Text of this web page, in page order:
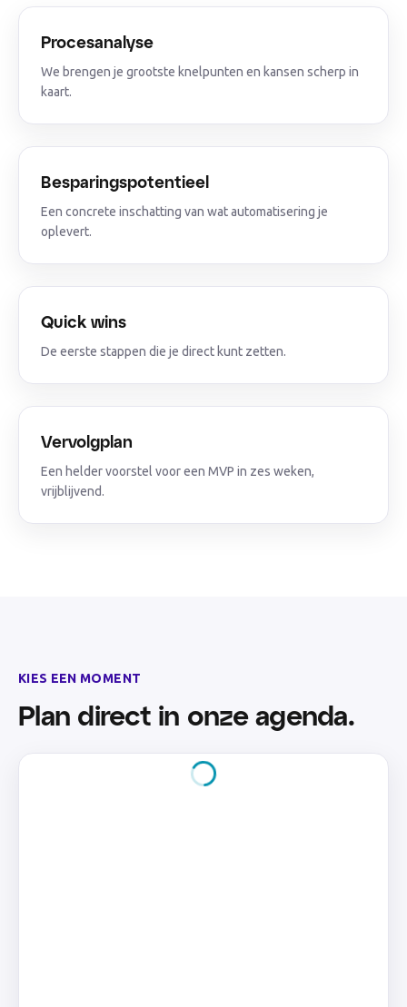
Procesanalyse
We brengen je grootste knelpunten en kansen scherp in
kaart.
Besparingspotentieel
Een concrete inschatting van wat automatisering je
oplevert.
Quick wins
De eerste stappen die je direct kunt zetten.
Vervolgplan
Een helder voorstel voor een MVP in zes weken,
vrijblijvend.
KIES EEN MOMENT
Plan direct in onze agenda.